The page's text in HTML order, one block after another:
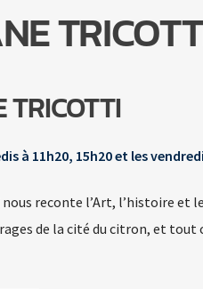
TRICOTTI
à 11h20, 15h20 et les
reconte l’Art, l’histoire et
de la cité du citron, et tout